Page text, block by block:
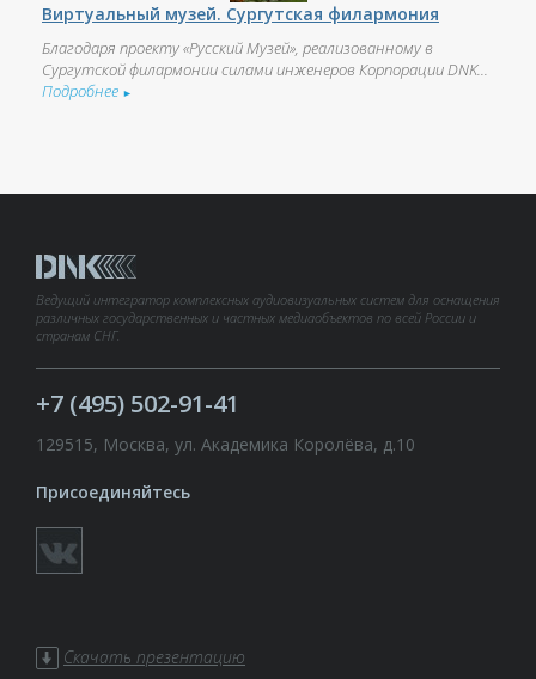
Виртуальный музей. Сургутская филармония
Благодаря проекту «Русский Музей», реализованному в
Сургутской филармонии силами инженеров Корпорации DNK...
Подробнее ►
Ведущий интегратор комплексных аудиовизуальных систем для оснащения
различных государственных и частных медиаобъектов по всей России и
странам СНГ.
+7 (495) 502-91-41
129515, Москва, ул. Академика Королёва, д.10
Присоединяйтесь
Скачать презентацию